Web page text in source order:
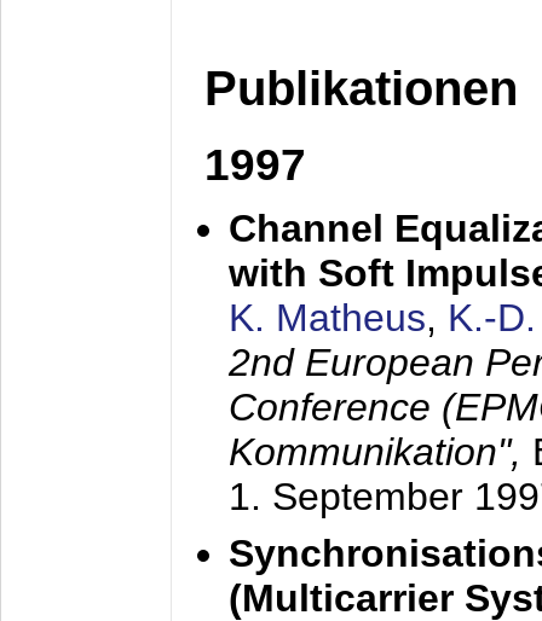
Publikationen
1997
Channel
with Soft
K. Matheus, K.-
2nd European
Conference
Kommunikation",
1. September
(Multicarrier